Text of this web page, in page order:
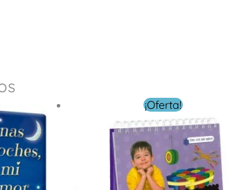
¡Oferta!
precio
original
era:
$ 229.00.
El
precio
actual
es:
$ 99.00.